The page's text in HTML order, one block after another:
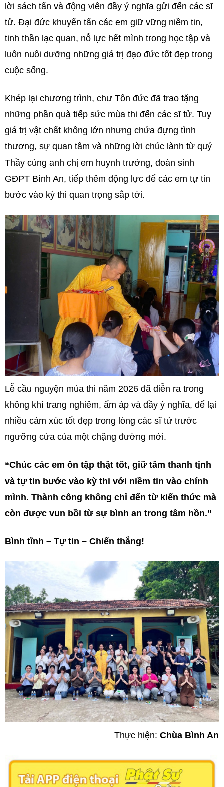
lời sách tấn và động viên đầy ý nghĩa gửi đến các sĩ
tử. Đại đức khuyến tấn các em giữ vững niềm tin,
tinh thần lạc quan, nỗ lực hết mình trong học tập và
luôn nuôi dưỡng những giá trị đạo đức tốt đẹp trong
cuộc sống.
Khép lại chương trình, chư Tôn đức đã trao tặng
những phần quà tiếp sức mùa thi đến các sĩ tử. Tuy
giá trị vật chất không lớn nhưng chứa đựng tình
thương, sự quan tâm và những lời chúc lành từ quý
Thầy cùng anh chị em huynh trưởng, đoàn sinh
GĐPT Bình An, tiếp thêm động lực để các em tự tin
bước vào kỳ thi quan trọng sắp tới.
Lễ cầu nguyện mùa thi năm 2026 đã diễn ra trong
không khí trang nghiêm, ấm áp và đầy ý nghĩa, để lại
nhiều cảm xúc tốt đẹp trong lòng các sĩ tử trước
ngưỡng cửa của một chặng đường mới.
“Chúc các em ôn tập thật tốt, giữ tâm thanh tịnh
và tự tin bước vào kỳ thi với niềm tin vào chính
mình. Thành công không chỉ đến từ kiến thức mà
còn được vun bồi từ sự bình an trong tâm hồn.”
Bình tĩnh – Tự tin – Chiến thắng!
Thực hiện: Chùa Bình An